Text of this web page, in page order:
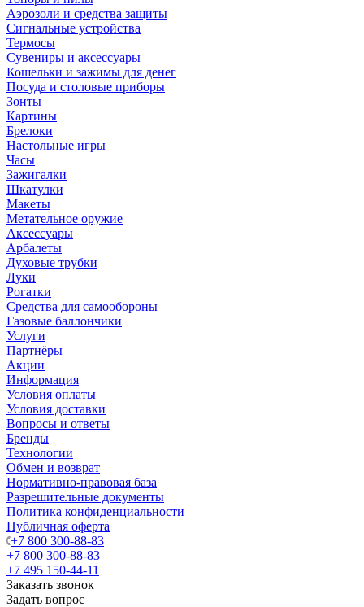
Аэрозоли и средства защиты
Сигнальные устройства
Термосы
Сувениры и аксессуары
Кошельки и зажимы для денег
Посуда и столовые приборы
Зонты
Картины
Брелоки
Настольные игры
Часы
Зажигалки
Шкатулки
Макеты
Метательное оружие
Аксессуары
Арбалеты
Духовые трубки
Луки
Рогатки
Средства для самообороны
Газовые баллончики
Услуги
Партнёры
Акции
Информация
Условия оплаты
Условия доставки
Вопросы и ответы
Бренды
Технологии
Обмен и возврат
Нормативно-правовая база
Разрешительные документы
Политика конфиденциальности
Публичная оферта
+7 800 300-88-83
+7 800 300-88-83
+7 495 150-44-11
Заказать звонок
Задать вопрос